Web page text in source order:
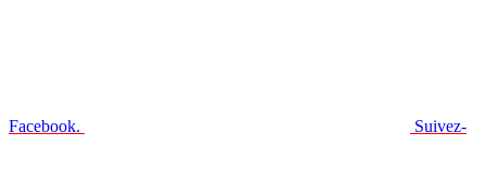
Facebook. Suivez-